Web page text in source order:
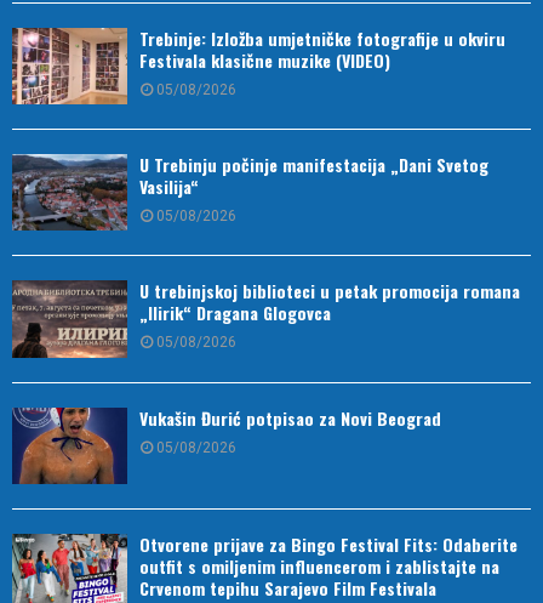
Trebinje: Izložba umjetničke fotografije u okviru
Festivala klasične muzike (VIDEO)
05/08/2026
U Trebinju počinje manifestacija „Dani Svetog
Vasilija“
05/08/2026
U trebinjskoj biblioteci u petak promocija romana
„Ilirik“ Dragana Glogovca
05/08/2026
Vukašin Đurić potpisao za Novi Beograd
05/08/2026
Otvorene prijave za Bingo Festival Fits: Odaberite
outfit s omiljenim influencerom i zablistajte na
Crvenom tepihu Sarajevo Film Festivala